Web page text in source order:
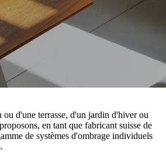
d'une terrasse, d'un jardin d'hiver ou
en tant que fabricant suisse de
de systèmes d'ombrage individuels